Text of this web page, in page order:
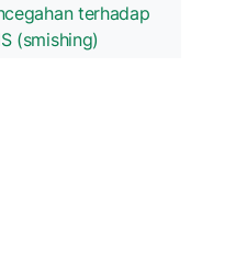
terhadap
(smishing)